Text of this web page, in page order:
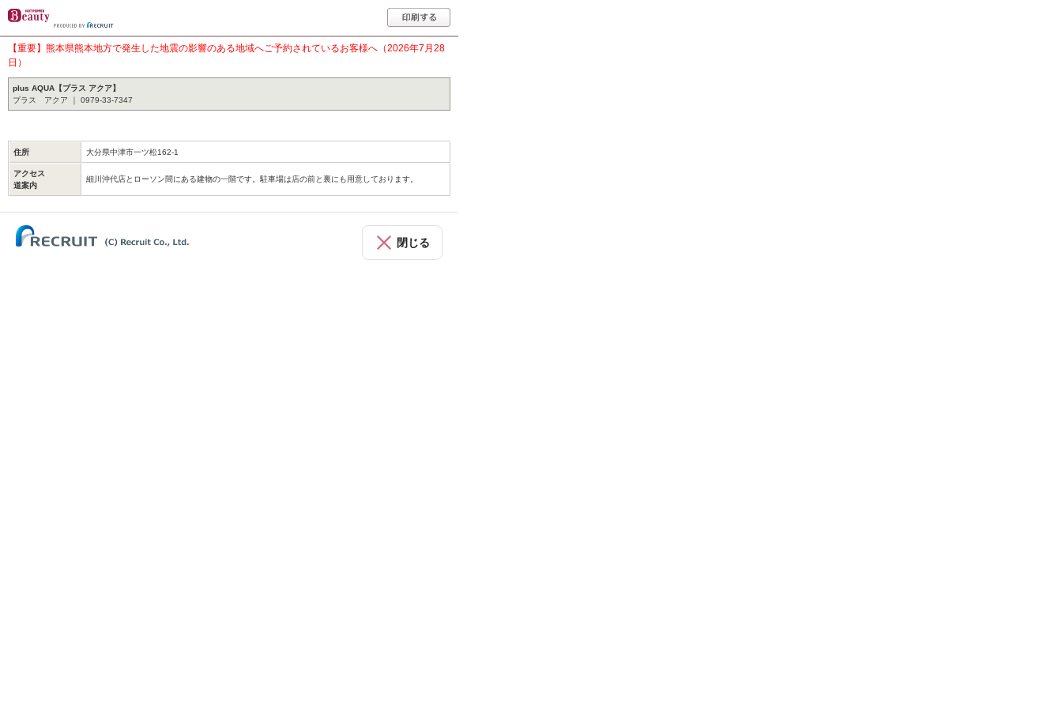
【重要】熊本県熊本地方で発生した地震の影響のある地域へご予約されているお客様へ（2026年7月28
日）
plus AQUA【プラス アクア】
プラス アクア ｜ 0979-33-7347
住所 大分県中津市一ツ松162-1
アクセス
道案内
細川沖代店とローソン間にある建物の一階です。駐車場は店の前と裏にも用意しております。
閉じる